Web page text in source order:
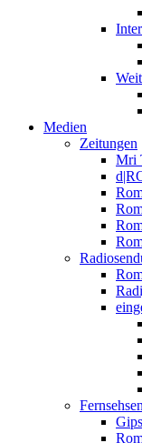
Medien
Zeitungen
Mri